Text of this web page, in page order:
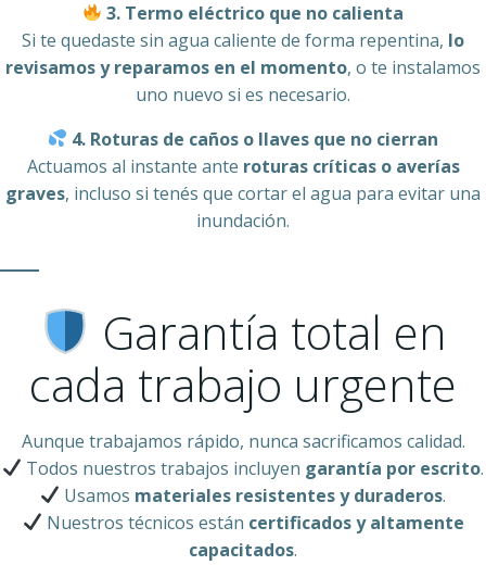
3. Termo eléctrico que no calienta
Si te quedaste sin agua caliente de forma repentina, lo
revisamos y reparamos en el momento, o te instalamos
uno nuevo si es necesario.
4. Roturas de caños o llaves que no cierran
Actuamos al instante ante roturas críticas o averías
graves, incluso si tenés que cortar el agua para evitar una
inundación.
Garantía total en
cada trabajo urgente
Aunque trabajamos rápido, nunca sacrificamos calidad.
Todos nuestros trabajos incluyen garantía por escrito.
Usamos materiales resistentes y duraderos.
Nuestros técnicos están certificados y altamente
capacitados.